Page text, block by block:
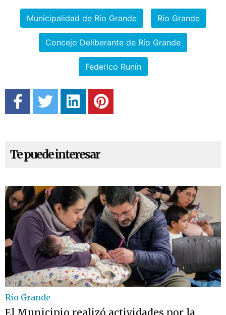
Municipalidad de Río Grande Río Grande
Concejo Deliberante de Río Grande
Federico Runín
Te puede interesar
Río Grande
El Municipio realizó actividades por la